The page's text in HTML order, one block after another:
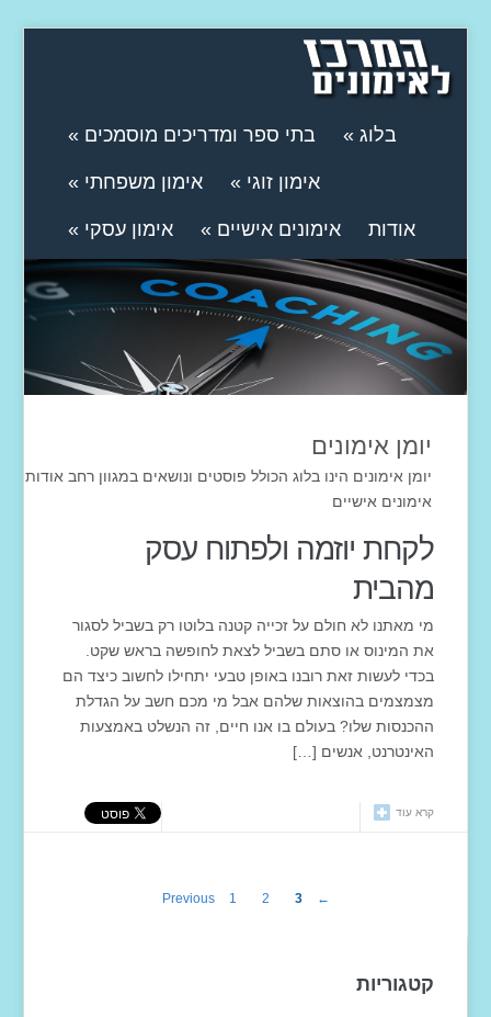
בתי ספר ומדריכים מוסמכים » בלוג»
אימון משפחתי » אימון זוגי »
אימון עסקי » אימונים אישיים » אודות
יומן אימונים
יומן אימונים הינו בלוג הכולל פוסטים ונושאים במגוון רחב אודות
אימונים אישיים
לקחת יוזמה ולפתוח עסק
מהבית
מי מאתנו לא חולם על זכייה קטנה בלוטו רק בשביל לסגור
את המינוס או סתם בשביל לצאת לחופשה בראש שקט.
בכדי לעשות זאת רובנו באופן טבעי יתחילו לחשוב כיצד הם
מצמצמים בהוצאות שלהם אבל מי מכם חשב על הגדלת
ההכנסות שלו? בעולם בו אנו חיים, זה הנשלט באמצעות
האינטרנט, אנשים […]
קרא עוד
← Previous
1 2 3
קטגוריות